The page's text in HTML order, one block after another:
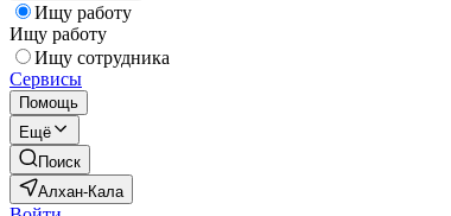
Ищу работу
Ищу работу
Ищу сотрудника
Сервисы
Помощь
Ещё
Поиск
Алхан-Кала